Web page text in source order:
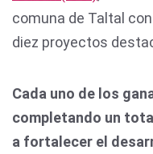
comuna de Taltal
diez proyectos
Cada uno de los
completando un
a fortalecer el